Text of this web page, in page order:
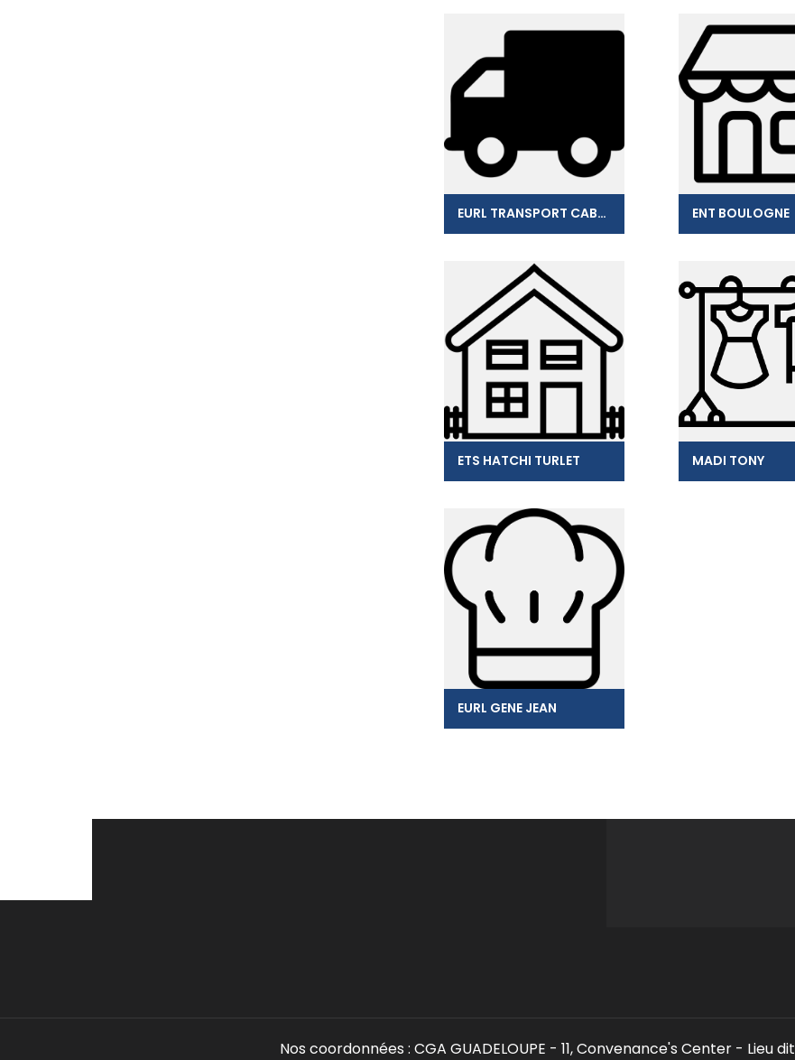
EURL TRANSPORT CABRE ENT BOULOGNE
ETS HATCHI TURLET MADI TONY
EURL GENE JEAN
Nos coordonnées : CGA GUADELOUPE - 11, Convenance's Center - Lieu dit